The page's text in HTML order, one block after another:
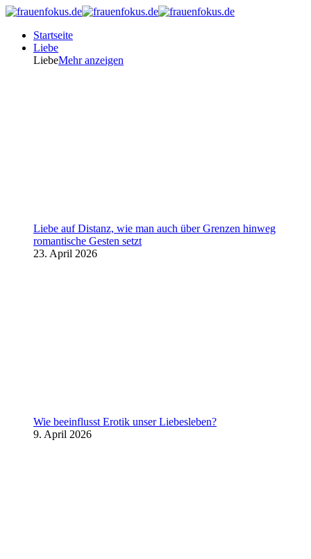
Startseite
Liebe
LiebeMehr anzeigen
Liebe auf Distanz, wie man auch über Grenzen hinweg
romantische Gesten setzt
23. April 2026
Wie beeinflusst Erotik unser Liebesleben?
9. April 2026